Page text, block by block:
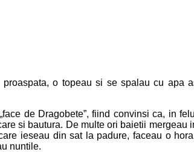
o topeau si se spalau cu
de Dragobete”, fiind convinsi ca, in
si bautura. De multe ori baietii
ieseau din sat la padure, faceau o
nuntile.